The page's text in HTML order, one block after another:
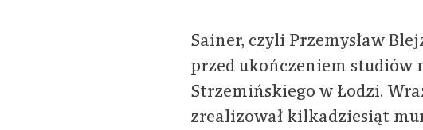
Sainer, czyli Przemysław
przed ukończeniem studiów
Strzemińskiego w Łodzi.
zrealizował kilkadziesiąt